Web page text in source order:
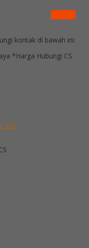
via SMS
kontak di bawah ini:
*Harga Hubungi CS
102